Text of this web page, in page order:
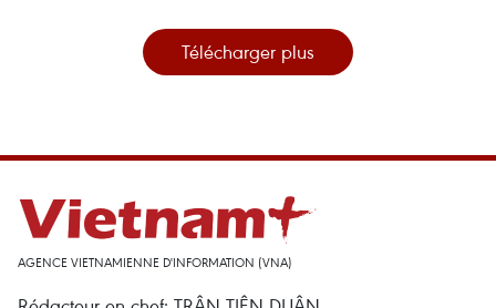
Télécharger plus
AGENCE VIETNAMIENNE D'INFORMATION (VNA)